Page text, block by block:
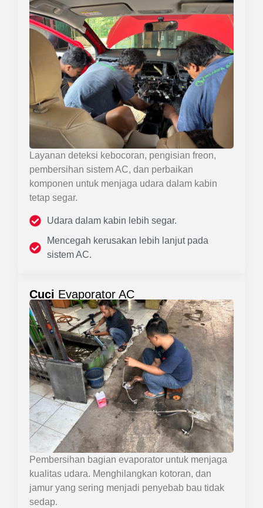
Layanan deteksi kebocoran, pengisian freon,
pembersihan sistem AC, dan perbaikan
komponen untuk menjaga udara dalam kabin
tetap segar.
Udara dalam kabin lebih segar.
Mencegah kerusakan lebih lanjut pada
sistem AC.
Cuci Evaporator AC
Pembersihan bagian evaporator untuk menjaga
kualitas udara. Menghilangkan kotoran, dan
jamur yang sering menjadi penyebab bau tidak
sedap.